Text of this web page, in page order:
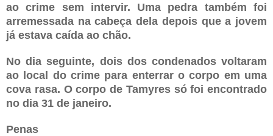
ao crime sem intervir. Uma pedra também foi
arremessada na cabeça dela depois que a jovem
já estava caída ao chão.
No dia seguinte, dois dos condenados voltaram
ao local do crime para enterrar o corpo em uma
cova rasa. O corpo de Tamyres só foi encontrado
no dia 31 de janeiro.
Penas